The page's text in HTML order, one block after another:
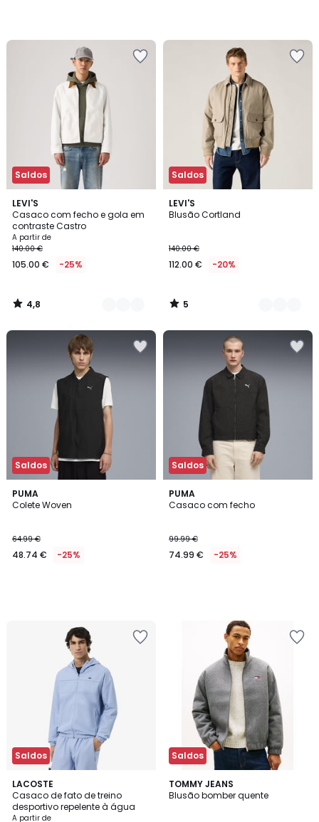
Saldos
LEVI'S
Casaco com fecho e gola em
contraste Castro
A partir de
140.00 €
105.00 € -25%
4,8
/ 5
2
Cores
4,8
/
Saldos
LEVI'S
Blusão Cortland
140.00 €
112.00 € -20%
5
/
2
Cores
5
/
Saldos
PUMA
Colete Woven
64.99 €
48.74 € -25%
Saldos
PUMA
Casaco com fecho
99.99 €
74.99 € -25%
Saldos
LACOSTE
Casaco de fato de treino
desportivo repelente à água
A partir de
5
/
5
2
Cores
Saldos
TOMMY JEANS
Blusão bomber quente